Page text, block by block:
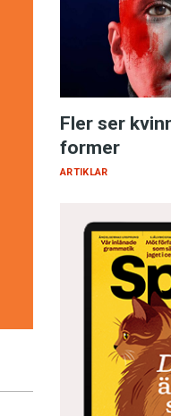
Fler ser
former
ARTIKLAR